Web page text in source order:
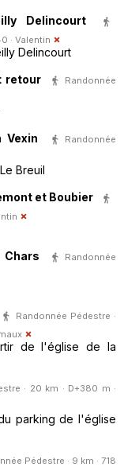
Delincourt
· Valentin
Delincourt
retour
Randonnée
Vexin
Randonnée
Breuil
et Boubier
Chars
Randonnée
Randonnée Pédestre ·
de l'église de la
· 20 km · D+380 m ·
parking de l'église
Pédestre · 9 km · 718